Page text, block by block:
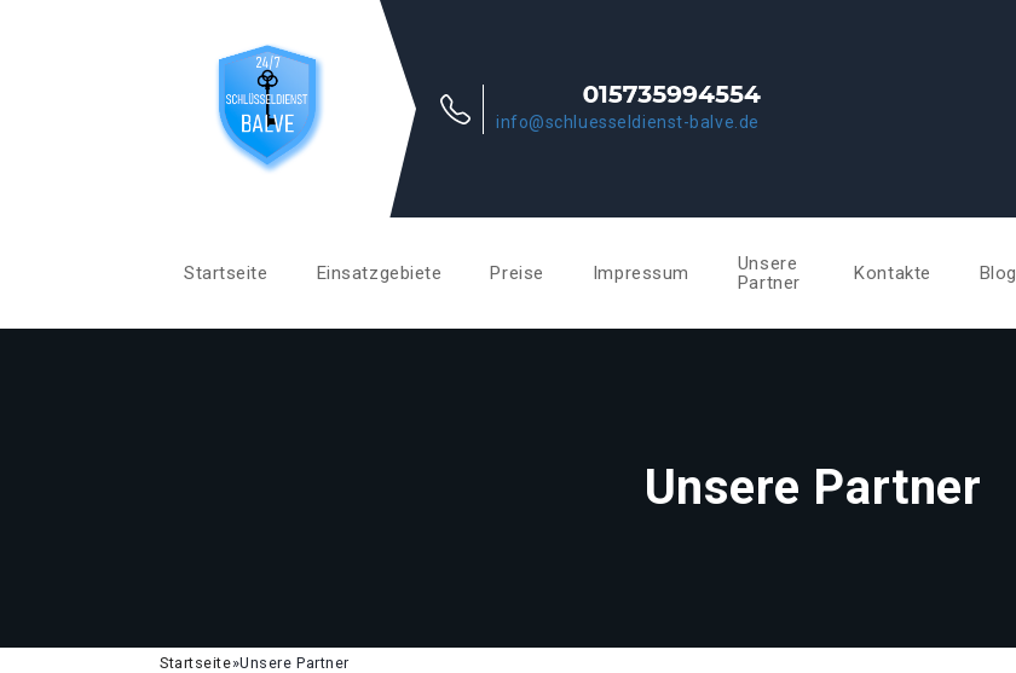
info@schluesseldienst-balve.de
Startseite Einsatzgebiete Preise Impressum
Unsere
Partner
Kontakte Blog
Unsere Partner
Startseite»Unsere Partner